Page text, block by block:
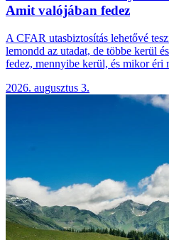
Amit valójában fedez
A CFAR utasbiztosítás lehetővé
lemondd az utadat, de többe kerül
fedez, mennyibe kerül, és mikor éri
2026. augusztus 3.